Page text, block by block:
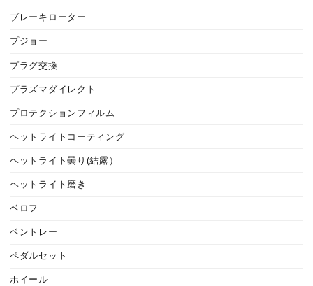
ブレーキローター
プジョー
プラグ交換
プラズマダイレクト
プロテクションフィルム
ヘットライトコーティング
ヘットライト曇り(結露）
ヘットライト磨き
ベロフ
ベントレー
ペダルセット
ホイール